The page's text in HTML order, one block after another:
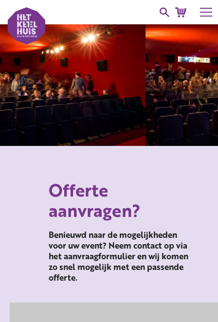
Offerte
aanvragen?
Benieuwd naar de mogelijkheden
voor uw event? Neem contact op via
het aanvraagformulier en wij komen
zo snel mogelijk met een passende
offerte.